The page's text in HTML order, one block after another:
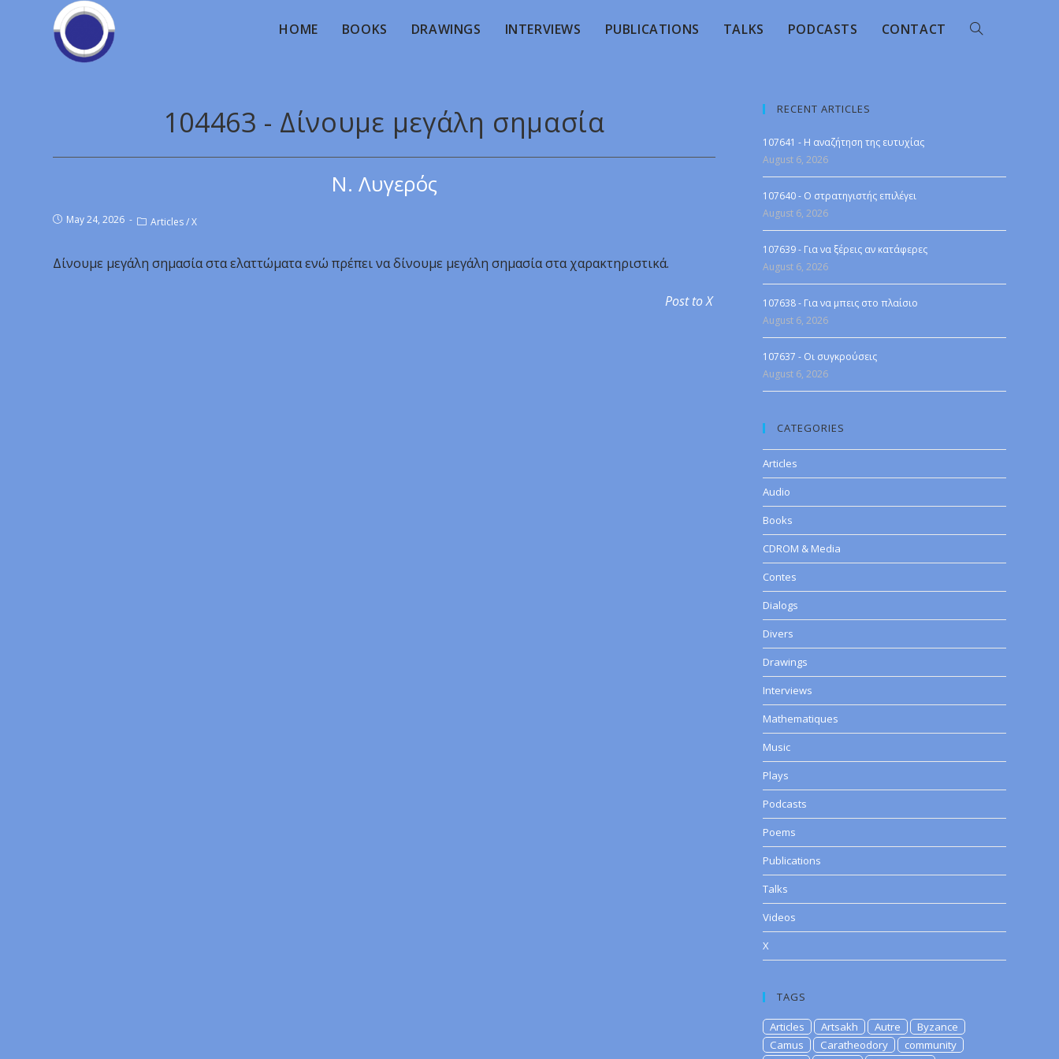
HOME BOOKS DRAWINGS INTERVIEWS PUBLICATIONS TALKS PODCASTS CONTACT
104463 - Δίνουμε μεγάλη σημασία
Ν. Λυγερός
May 24, 2026 Articles/X
Δίνουμε μεγάλη σημασία στα ελαττώματα ενώ πρέπει να δίνουμε μεγάλη σημασία στα χαρακτηριστικά.
Post to X
RECENT ARTICLES
107641 - Η αναζήτηση της ευτυχίας
August 6, 2026
107640 - Ο στρατηγιστής επιλέγει
August 6, 2026
107639 - Για να ξέρεις αν κατάφερες
August 6, 2026
107638 - Για να μπεις στο πλαίσιο
August 6, 2026
107637 - Οι συγκρούσεις
August 6, 2026
CATEGORIES
Articles
Audio
Books
CDROM & Media
Contes
Dialogs
Divers
Drawings
Interviews
Mathematiques
Music
Plays
Podcasts
Poems
Publications
Talks
Videos
X
TAGS
Articles Artsakh Autre
Byzance
Camus
Caratheodory
community